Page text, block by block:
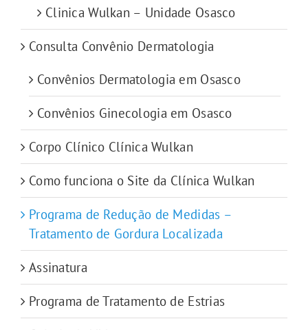
Clinica Wulkan – Unidade Osasco
Consulta Convênio Dermatologia
Convênios Dermatologia em Osasco
Convênios Ginecologia em Osasco
Corpo Clínico Clínica Wulkan
Como funciona o Site da Clínica Wulkan
Programa de Redução de Medidas –
Tratamento de Gordura Localizada
Assinatura
Programa de Tratamento de Estrias